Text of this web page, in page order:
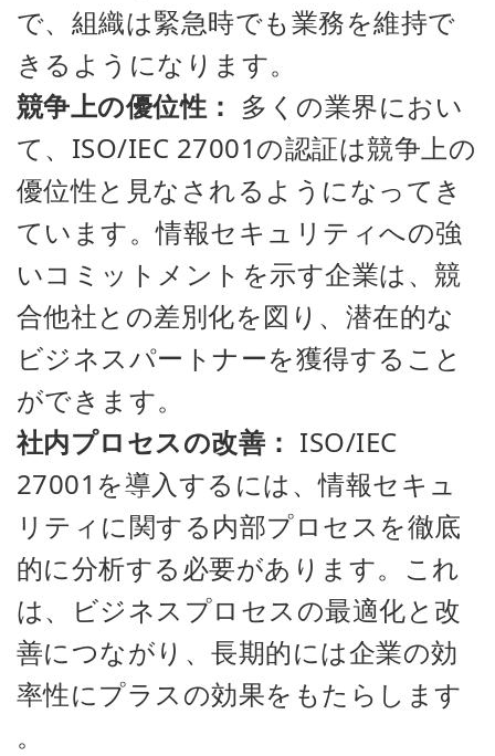
で、組織は緊急時でも業務を維持で
きるようになります。
競争上の優位性： 多くの業界におい
て、ISO/IEC 27001の認証は競争上の
優位性と見なされるようになってき
ています。情報セキュリティへの強
いコミットメントを示す企業は、競
合他社との差別化を図り、潜在的な
ビジネスパートナーを獲得すること
ができます。
社内プロセスの改善： ISO/IEC
27001を導入するには、情報セキュ
リティに関する内部プロセスを徹底
的に分析する必要があります。これ
は、ビジネスプロセスの最適化と改
善につながり、長期的には企業の効
率性にプラスの効果をもたらします
。